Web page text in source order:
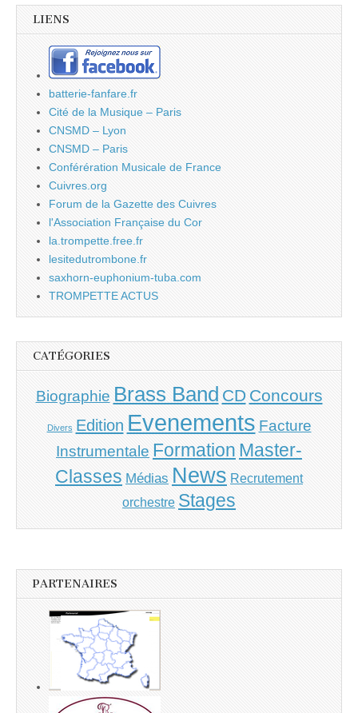
LIENS
batterie-fanfare.fr
Cité de la Musique – Paris
CNSMD – Lyon
CNSMD – Paris
Conférération Musicale de France
Cuivres.org
Forum de la Gazette des Cuivres
l'Association Française du Cor
la.trompette.free.fr
lesitedutrombone.fr
saxhorn-euphonium-tuba.com
TROMPETTE ACTUS
CATÉGORIES
Biographie Brass Band CD Concours
Divers Edition Evenements Facture
Instrumentale Formation Master-
Classes Médias News Recrutement
orchestre Stages
PARTENAIRES